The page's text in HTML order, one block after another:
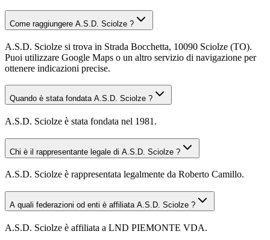
Come raggiungere A.S.D. Sciolze ?
A.S.D. Sciolze si trova in Strada Bocchetta, 10090 Sciolze (TO).
Puoi utilizzare Google Maps o un altro servizio di navigazione per
ottenere indicazioni precise.
Quando è stata fondata A.S.D. Sciolze ?
A.S.D. Sciolze è stata fondata nel 1981.
Chi è il rappresentante legale di A.S.D. Sciolze ?
A.S.D. Sciolze è rappresentata legalmente da Roberto Camillo.
A quali federazioni od enti è affiliata A.S.D. Sciolze ?
A.S.D. Sciolze è affiliata a LND PIEMONTE VDA.